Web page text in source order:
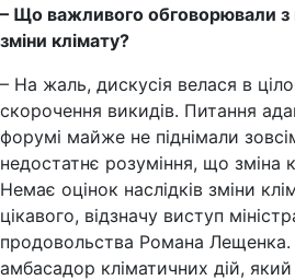
– Що важливого обговорювали з
зміни клімату?
– На жаль, дискусія велася в
скорочення викидів. Питання
форумі майже не піднімали
недостатнє розуміння, що зміна
Немає оцінок наслідків зміни
цікавого, відзначу виступ
продовольства Романа Лещенка.
амбасадор кліматичних дій,